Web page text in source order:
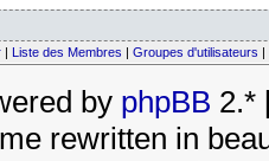
| Liste des Membres | Groupes d'utilisateurs |
by phpBB 2.*
rewritten in